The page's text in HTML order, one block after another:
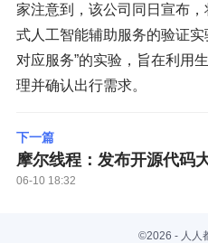
家注意到，该公司同日宣布
式人工智能辅助服务的验证实
对应服务”的实验，旨在利用
理并确认出行需求。
下一篇
摩尔线程：发布开源代码
06-10 18:32
©2026 - 人人